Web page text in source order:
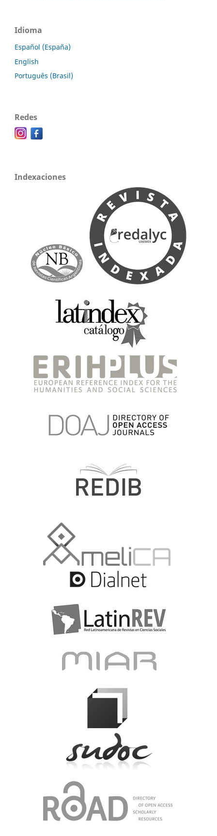
Idioma
Español (España)
English
Português (Brasil)
Redes
Indexaciones